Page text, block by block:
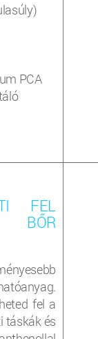
PCA
FEL
BŐR
fel a
táskák és